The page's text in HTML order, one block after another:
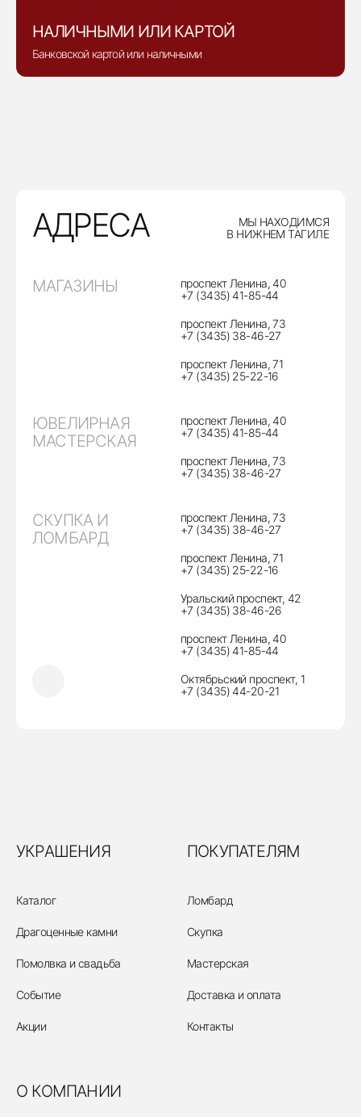
НАЛИЧНЫМИ ИЛИ КАРТОЙ
Банковской картой или наличными
АДРЕСА
МЫ НАХОДИМСЯ
В НИЖНЕМ ТАГИЛЕ
МАГАЗИНЫ
проспект Ленина, 40
+7 (3435) 41-85-44
проспект Ленина, 73
+7 (3435) 38-46-27
проспект Ленина, 71
+7 (3435) 25-22-16
ЮВЕЛИРНАЯ
МАСТЕРСКАЯ
проспект Ленина, 40
+7 (3435) 41-85-44
проспект Ленина, 73
+7 (3435) 38-46-27
СКУПКА И
ЛОМБАРД
проспект Ленина, 73
+7 (3435) 38-46-27
проспект Ленина, 71
+7 (3435) 25-22-16
Уральский проспект, 42
+7 (3435) 38-46-26
проспект Ленина, 40
+7 (3435) 41-85-44
Октябрьский проспект, 1
+7 (3435) 44-20-21
УКРАШЕНИЯ
Каталог
Драгоценные камни
Помолвка и свадьба
Событие
Акции
ПОКУПАТЕЛЯМ
Ломбард
Скупка
Мастерская
Доставка и оплата
Контакты
О КОМПАНИИ